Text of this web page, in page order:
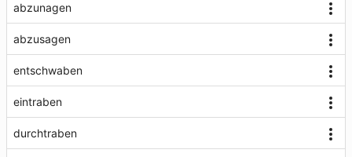
abzunagen
abzusagen
entschwaben
eintraben
durchtraben